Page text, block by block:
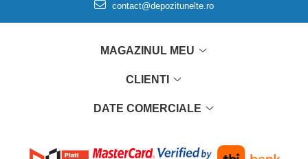
contact@depozitunelte.ro
MAGAZINUL MEU
CLIENTI
DATE COMERCIALE